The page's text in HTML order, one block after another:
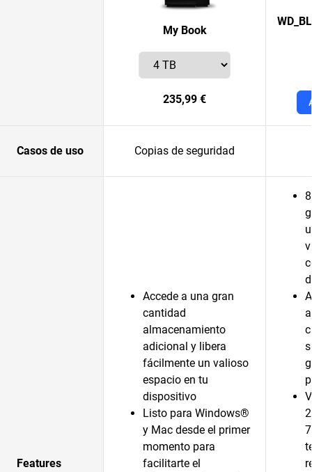
My Book
235,99 €
Casos de uso Copias de seguridad
Features
Accede a una gran
cantidad
almacenamiento
adicional y libera
fácilmente un valioso
espacio en tu
dispositivo
Listo para Windows®
y Mac desde el primer
momento para
facilitarte el